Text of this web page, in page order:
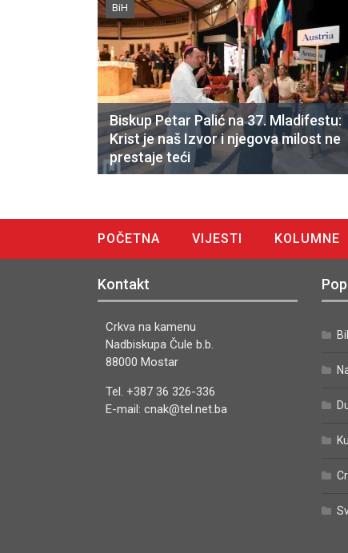
BiH
Biskup Petar Palić na 37. Mladifestu:
Krist je naš Izvor i njegova milost ne
prestaje teći
POČETNA VIJESTI KOLUMNE
Kontakt
Crkva na kamenu
Nadbiskupa Čule b.b.
88000 Mostar
Tel. +387 36 326-336
E-mail: cnak@tel.net.ba